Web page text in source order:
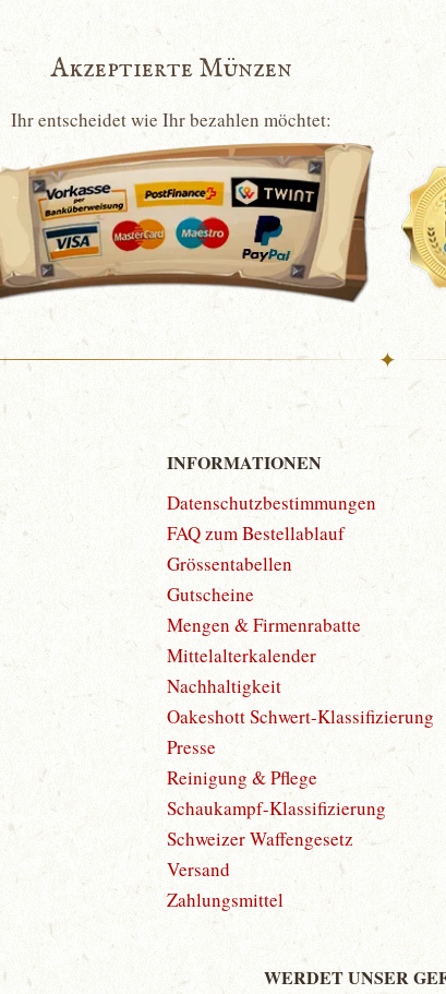
Akzeptierte Münzen
Ihr entscheidet wie Ihr bezahlen möchtet:
✦
INFORMATIONEN
Datenschutzbestimmungen
FAQ zum Bestellablauf
Grössentabellen
Gutscheine
Mengen & Firmenrabatte
Mittelalterkalender
Nachhaltigkeit
Oakeshott Schwert-Klassifizierung
Presse
Reinigung & Pflege
Schaukampf-Klassifizierung
Schweizer Waffengesetz
Versand
Zahlungsmittel
WERDET UNSER